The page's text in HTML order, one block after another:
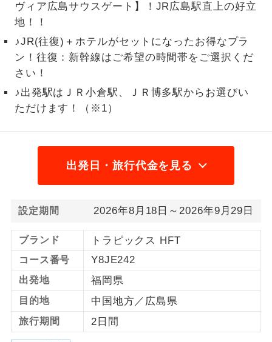
ヴィア広島サウスゲート】！JR広島駅直上の好立
地！！
♪JR(往復)＋ホテルがセットになったお得なプラ
ン！往復：新幹線はご希望の時間帯をご選択くだ
さい！
♪出発駅はＪＲ小倉駅、ＪＲ博多駅からお選びい
ただけます！（※1）
出発日・旅行代金を見る
設定期間 2026年8月18日～2026年9月29日
ブランド トラピックス HFT
コース番号 Y8JE242
出発地 福岡県
目的地 中国地方／広島県
旅行期間 2日間
トラベルイヤ
ホン
周りの音を気にせず、ガイドさんの説明
1名様催行
1名様から出発可能な個人型プランで
2名様催行
2名様から出発可能な個人型プランで
す。
おひとり様参
おひとり様限定でご参加いただけるコー
スです。
コースです。
ご夫婦限定でご参加いただけるコースで
す。
女性限定
女性限定でご参加いただけるコースで
年齢制限あり
ご参加にあたり年齢に制限があるコース
です。
航空会社指定
利用航空会社が指定なので、ご出発の計